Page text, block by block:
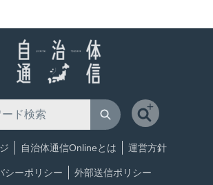
自治体通信Onlineとは 運営方針
シーポリシー 外部送信ポリシー